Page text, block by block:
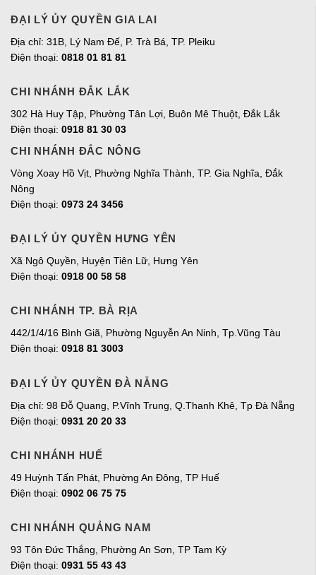
ĐẠI LÝ ỦY QUYỀN GIA LAI
Địa chỉ: 31B, Lý Nam Đế, P. Trà Bá, TP. Pleiku
Điện thoại: 0818 01 81 81
CHI NHÁNH ĐẮK LẮK
302 Hà Huy Tập, Phường Tân Lợi, Buôn Mê Thuột, Đắk Lắk
Điện thoại: 0918 81 30 03
CHI NHÁNH ĐẮC NÔNG
Vòng Xoay Hồ Vịt, Phường Nghĩa Thành, TP. Gia Nghĩa, Đắk
Nông
Điện thoại: 0973 24 3456
ĐẠI LÝ ỦY QUYỀN HƯNG YÊN
Xã Ngô Quyền, Huyện Tiên Lữ, Hưng Yên
Điện thoại: 0918 00 58 58
CHI NHÁNH TP. BÀ RỊA
442/1/4/16 Bình Giã, Phường Nguyễn An Ninh, Tp.Vũng Tàu
Điện thoại: 0918 81 3003
ĐẠI LÝ ỦY QUYỀN ĐÀ NẴNG
Địa chỉ: 98 Đỗ Quang, P.Vĩnh Trung, Q.Thanh Khê, Tp Đà Nẵng
Điện thoại: 0931 20 20 33
CHI NHÁNH HUẾ
49 Huỳnh Tấn Phát, Phường An Đông, TP Huế
Điện thoại: 0902 06 75 75
CHI NHÁNH QUẢNG NAM
93 Tôn Đức Thắng, Phường An Sơn, TP Tam Kỳ
Điện thoại: 0931 55 43 43